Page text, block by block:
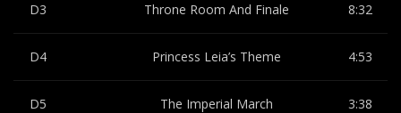
D3 Throne Room And Finale 8:32
D4 Princess Leia’s Theme 4:53
D5 The Imperial March 3:38